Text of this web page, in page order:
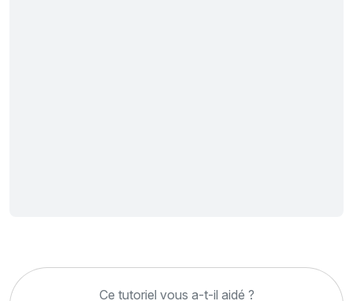
Ce tutoriel vous a-t-il aidé ?